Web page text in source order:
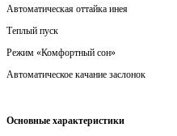
Автоматическая оттайка инея
Теплый пуск
Режим «Комфортный сон»
Автоматическое качание заслонок
Основные характеристики